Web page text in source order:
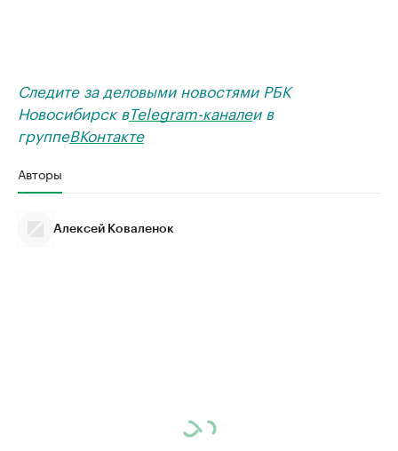
Следите за деловыми новостями РБК
Новосибирск вTelegram-каналеи в
группеВКонтакте
Авторы
Алексей Коваленок